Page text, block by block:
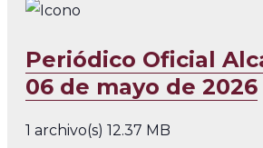
Periódico Oficial
06 de mayo de 2026
1 archivo(s) 12.37 MB